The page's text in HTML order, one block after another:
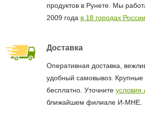
продуктов в Рунете. Мы
2009 года в 18 городах
Доставка
Оперативная доставка,
удобный самовывоз. Крупные
бесплатно. Уточните условия
ближайшем филиале И-МНЕ.